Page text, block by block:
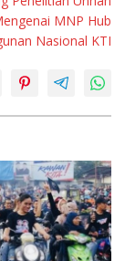
MNP Hub
Nasional KTI